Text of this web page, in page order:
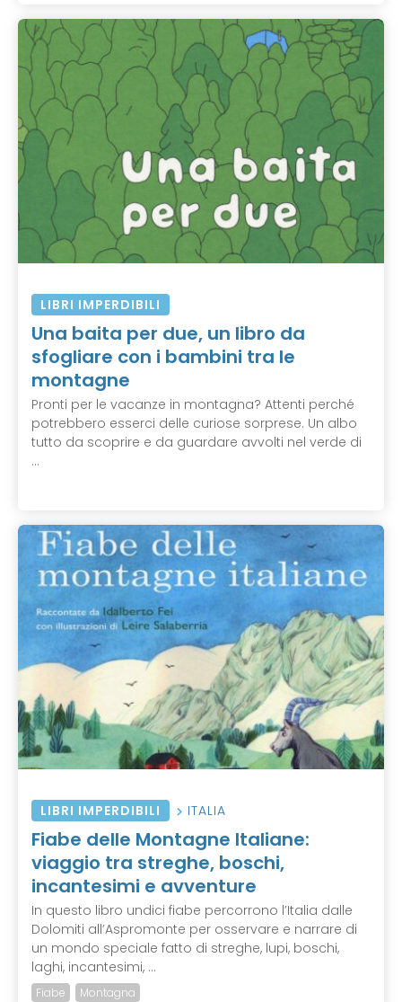
LIBRI IMPERDIBILI
Una baita per due, un libro da
sfogliare con i bambini tra le
montagne
Pronti per le vacanze in montagna? Attenti perché
potrebbero esserci delle curiose sorprese. Un albo
tutto da scoprire e da guardare avvolti nel verde di
...
LIBRI IMPERDIBILI ITALIA
Fiabe delle Montagne Italiane:
viaggio tra streghe, boschi,
incantesimi e avventure
In questo libro undici fiabe percorrono l’Italia dalle
Dolomiti all’Aspromonte per osservare e narrare di
un mondo speciale fatto di streghe, lupi, boschi,
laghi, incantesimi, ...
Fiabe Montagna